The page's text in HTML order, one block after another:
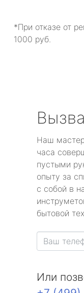
*При отказе от
1000 руб.
Наш
часа
пустыми
опыту за
с собой в
бытовой
Или